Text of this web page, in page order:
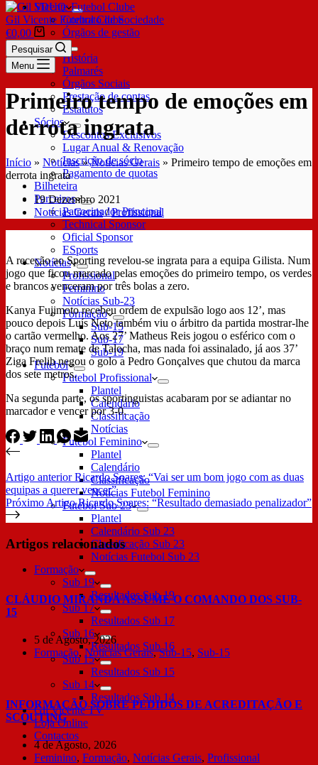
SDUQ
Contrato de Sociedade
Órgãos de gestão
Clube
História
Palmarés
Órgãos Sociais
Prestação de contas
Estatutos
Sócios
Descontos Exclusivos
Lugar Anual & Renovação
Inscrição de sócio
Pagamento de quotas
Bilheteira
Parceiros
Patrocinador Principal
Technical Sponsor
Oficial Sponsor
ESports
Notícias
Profissional
Feminino
Notícias Sub-23
Formação
Sub-15
Sub-17
Sub-19
Futebol
Futebol Profissional
Plantel
Calendário
Classificação
Notícias
Futebol Feminino
Plantel
Calendário
Classificação
Notícias Futebol Feminino
Futebol Sub 23
Plantel
Calendário Sub 23
Classificação Sub 23
Notícias Futebol Sub 23
Formação
Sub 19
Resultados Sub 19
Sub 17
Resultados Sub 17
Sub 16
Resultados Sub 16
Sub 15
Resultados Sub 15
Sub 14
Resultados Sub 14
Gil Vicente TV
Loja Online
Contactos
Gil Vicente Futebol Clube
€0,00
Pesquisar
Menu
Primeiro tempo de emoções em
derrota ingrata
Início » Notícias»Notícias Gerais » Primeiro tempo de emoções em
derrota ingrata
19 Dezembro 2021
Notícias Gerais/Profissional
A receção ao Sporting revelou-se ingrata para a equipa Gilista. Num
jogo que ficou marcado pelas emoções do primeiro tempo, os verdes
e brancos venceram por três bolas a zero.
Kanya Fujimoto recebeu ordem de expulsão logo aos 12’, mas
pouco depois Luís Neto também viu o árbitro da partida mostrar-lhe
o cartão vermelho. Aos 27’ Matheus Reis jogou o esférico com o
braço num remate de Talocha, mas nada foi assinalado, já aos 37’
Ziga Frelih negou o golo a Pedro Gonçalves que chutou da marca
dos sete metros.
Na segunda parte, os sportinguistas acabaram por se adiantar no
marcador e vencer por 3-0.
Artigo anteriorRicardo Soares: “Vai ser um bom jogo com as duas
equipas a querer vencer”
Próximo Artigo Ricardo Soares: “Resultado demasiado penalizador”
Artigos relacionados
CLÁUDIO MIRANDA ASSUME O COMANDO DOS SUB-
15
5 de Agosto, 2026
Formação,Notícias Gerais,Sub-15, Sub-15
INFORMAÇÃO SOBRE PEDIDOS DE ACREDITAÇÃO E
SCOUTING
4 de Agosto, 2026
Feminino, Formação, Notícias Gerais, Profissional